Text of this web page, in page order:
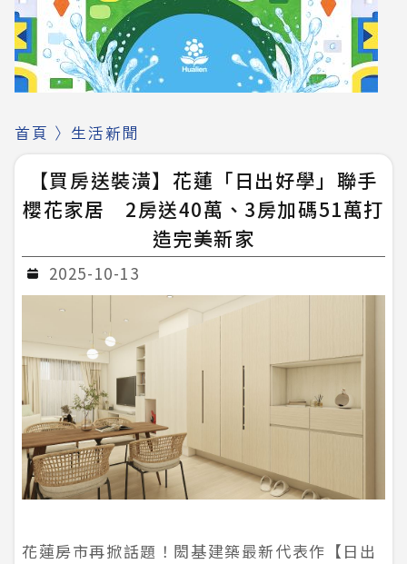
首頁 〉 生活新聞
【買房送裝潢】花蓮「日出好學」聯手
櫻花家居 2房送40萬、3房加碼51萬打
造完美新家
2025-10-13
花蓮房市再掀話題！閎基建築最新代表作【日出